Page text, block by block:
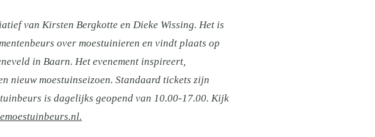
van Kirsten Bergkotte en Dieke Wissing. Het is
over moestuinieren en vindt plaats op
in Baarn. Het evenement inspireert,
nieuw moestuinseizoen. Standaard tickets zijn
is dagelijks geopend van 10.00-17.00. Kijk